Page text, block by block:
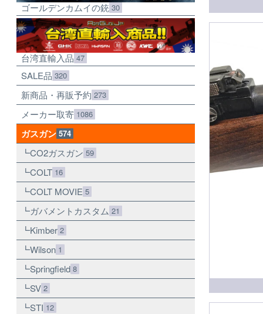
ゴールデンカムイの銃 30
台湾直輸入品 47
SALE品 320
新商品・再販予約 273
メーカー取寄 1086
ガスガン 574
CO2ガスガン 59
COLT 16
COLT MOVIE 5
ガバメントカスタム 21
Kimber 2
Wilson 1
Springfield 8
SV 2
STI 12